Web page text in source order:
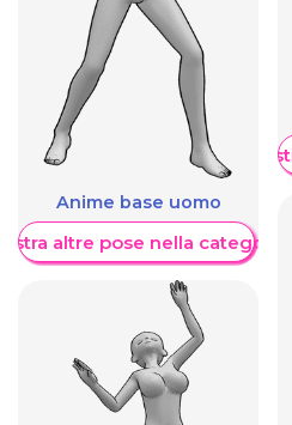
Anime base uomo
altre pose nella categoria